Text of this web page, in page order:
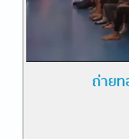
ถ่าย